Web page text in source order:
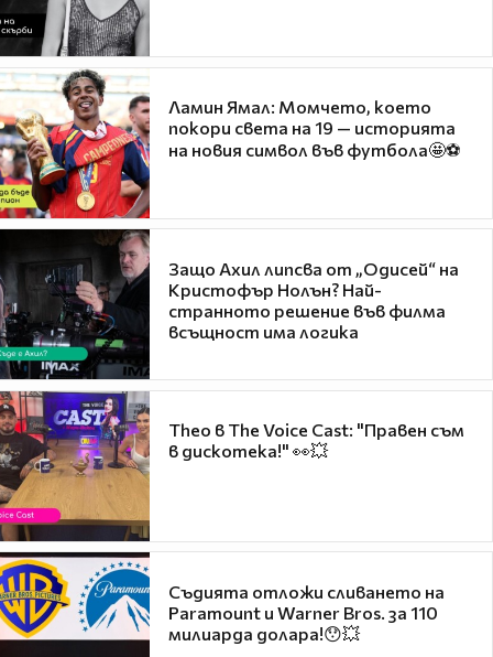
Ламин Ямал: Момчето, което
покори света на 19 — историята
на новия символ във футбола🤩⚽
Защо Ахил липсва от „Одисей“ на
Кристофър Нолън? Най-
странното решение във филма
всъщност има логика
Theo в The Voice Cast: "Правен съм
в дискотека!" 👀💥
Съдията отложи сливането на
Paramount и Warner Bros. за 110
милиарда долара!😯💥